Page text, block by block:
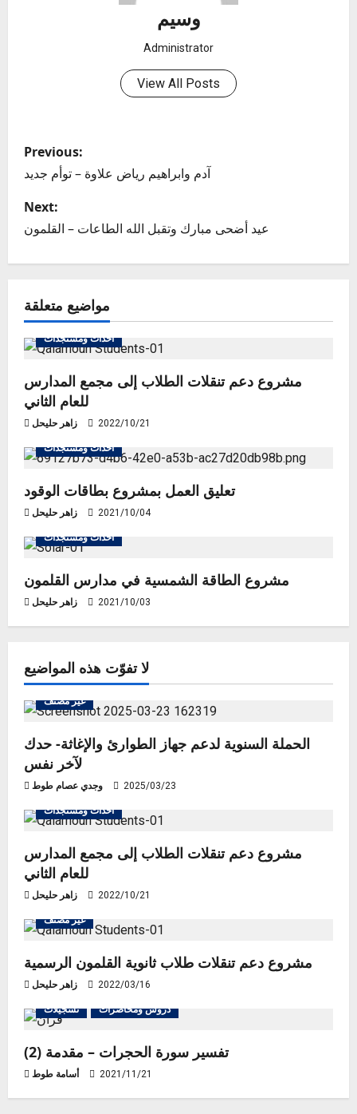
وسيم
Administrator
View All Posts
P
o
s
t
a
v
i
g
a
t
i
o
n
Previous:
آدم وابراهيم رياض علاوة – توأم جديد
Next:
عيد أضحى مبارك وتقبل الله الطاعات – القلمون
مواضيع متعلقة
أحداث ومستجدات
مشروع دعم تنقلات الطلاب إلى مجمع المدارس
للعام الثاني
زاهر حليحل 2022/10/21
أحداث ومستجدات
تعليق العمل بمشروع بطاقات الوقود
زاهر حليحل 2021/10/04
أحداث ومستجدات
مشروع الطاقة الشمسية في مدارس القلمون
زاهر حليحل 2021/10/03
لا تفوّت هذه المواضيع
غير مصنف
الحملة السنوية لدعم جهاز الطوارئ والإغاثة- حدك
لآخر نفس
وجدي عصام طوط 2025/03/23
أحداث ومستجدات
مشروع دعم تنقلات الطلاب إلى مجمع المدارس
للعام الثاني
زاهر حليحل 2022/10/21
غير مصنف
مشروع دعم تنقلات طلاب ثانوية القلمون الرسمية
زاهر حليحل 2022/03/16
تسجيلات دروس ومحاضرات
تفسير سورة الحجرات – مقدمة (2)
أسامة طوط 2021/11/21